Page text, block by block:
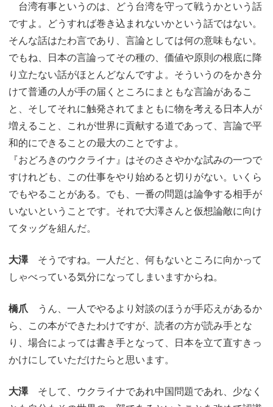
台湾有事というのは、どう台湾を守って戦うかという話
ですよ。どうすれば巻き込まれないかという話ではない。
そんな話はたわ言であり、言論としては何の意味もない。
でもね、日本の言論ってその種の、価値や原則の根底に降
り立たない話がほとんどなんですよ。そういうのをかき分
けて普通の人が手の届くところにまともな言論があるこ
と、そしてそれに触発されてまともに物を考える日本人が
増えること、これが世界に貢献する道であって、言論で平
和的にできることの最大のことですよ。
『おどろきのウクライナ』はそのささやかな試みの一つで
すけれども、この仕事をやり始めると切りがない。いくら
でもやることがある。でも、一番の問題は論争する相手が
いないということです。それで大澤さんと仮想論敵に向け
てタッグを組んだ。
大澤そうですね。一人だと、何もないところに向かって
しゃべっている気分になってしまいますからね。
橋爪 うん、一人でやるより対談のほうが手応えがあるか
ら、この本ができたわけですが、読者の方が読み手とな
り、場合によっては書き手となって、日本を立て直すきっ
かけにしていただけたらと思います。
大澤そして、ウクライナであれ中国問題であれ、少なく